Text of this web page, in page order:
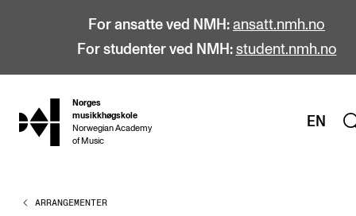
For ansatte ved NMH: ansatt.nmh.no
For studenter ved NMH: student.nmh.no
hjem
Norges
musikkhøgskole
Norwegian Academy
of Music
EN
STUDIER
ARRANGEMENTER